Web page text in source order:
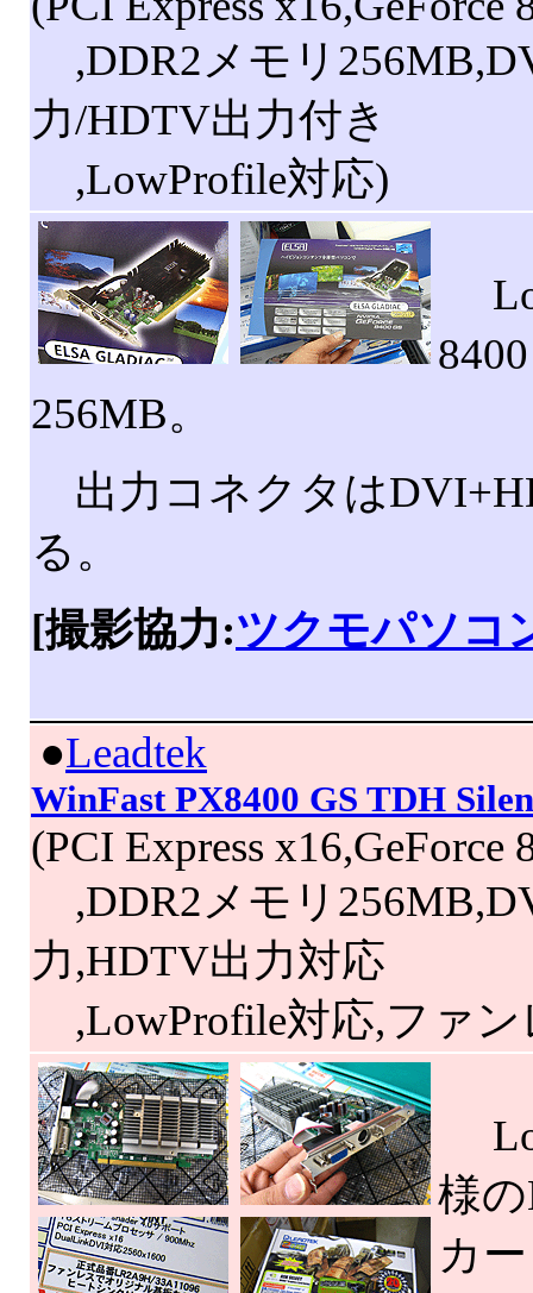
,DDR2メモリ
力/HDTV出力付き
,LowProfile対応)
256MB。
出力コネクタは
る。
[撮影協力:ツクモパソコ
●Leadtek
WinFast PX8400 GS TDH
(PCI Express x16,GeForce
,DDR2メモリ
力,HDTV出力対応
,LowProfile対応,ファン
様の
カ